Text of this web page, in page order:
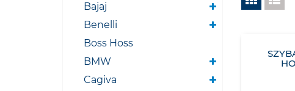
Bajaj
Benelli
Boss Hoss
BMW
Cagiva